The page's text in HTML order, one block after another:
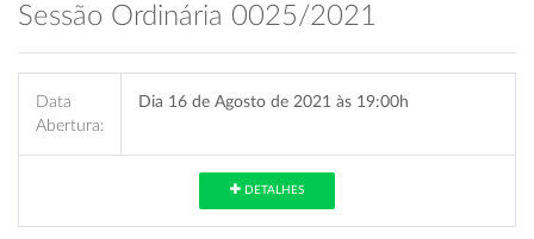
Sessão Ordinária 0025/2021
Data
Abertura:
Dia 16 de Agosto de 2021 às 19:00h
DETALHES